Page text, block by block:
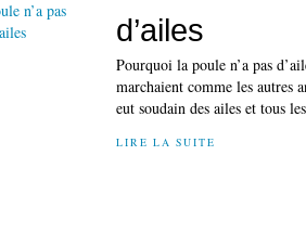
d’ailes
Pourquoi la poule n’a pas
marchaient comme les autres
eut soudain des ailes et tous
LIRE LA SUITE